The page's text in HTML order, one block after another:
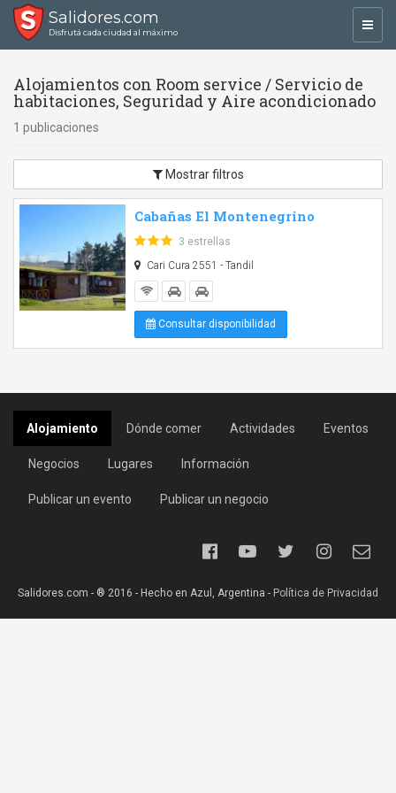
Salidores.com
Disfrutá cada ciudad al máximo
Alojamientos con Room service / Servicio de
habitaciones, Seguridad y Aire acondicionado
1 publicaciones
Mostrar filtros
Cabañas El Montenegrino
3 estrellas
Cari Cura 2551 - Tandil
Consultar disponibilidad
Alojamiento Dónde comer Actividades Eventos
Negocios Lugares Información
Publicar un evento Publicar un negocio
Salidores.com - ® 2016 - Hecho en Azul, Argentina - Política de Privacidad